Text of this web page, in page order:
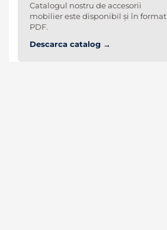
Catalogul nostru de accesorii
mobilier este disponibil și în format
PDF.
Descarca catalog →